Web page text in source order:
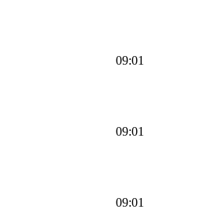
09:01
09:01
09:01